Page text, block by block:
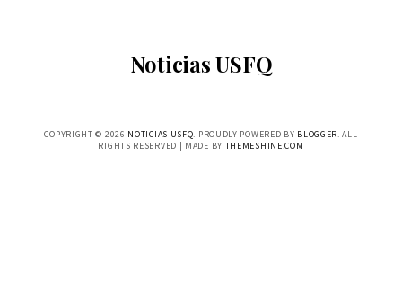
Noticias USFQ
COPYRIGHT © 2026 NOTICIAS USFQ. PROUDLY POWERED BY BLOGGER. ALL
RIGHTS RESERVED | MADE BY THEMESHINE.COM